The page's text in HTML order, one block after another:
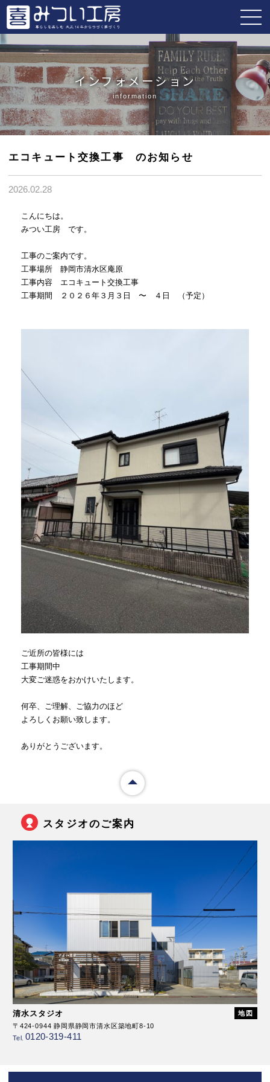
インフォメーション
information
エコキュート交換工事 のお知らせ
2026.02.28
こんにちは。
みつい工房 です。
工事のご案内です。
工事場所 静岡市清水区庵原
工事内容 エコキュート交換工事
工事期間 ２０２６年３月３日 〜 ４日 （予定）
ご近所の皆様には
工事期間中
大変ご迷惑をおかけいたします。
何卒、ご理解、ご協力のほど
よろしくお願い致します。
ありがとうございます。
スタジオのご案内
清水スタジオ
地図
〒424-0944 静岡県静岡市清水区築地町8-10
Tel. 0120-319-411